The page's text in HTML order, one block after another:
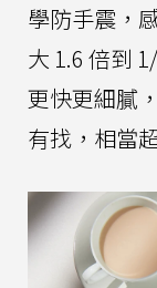
學防手震，
大 1.6 倍到
更快更細膩
有找，相當